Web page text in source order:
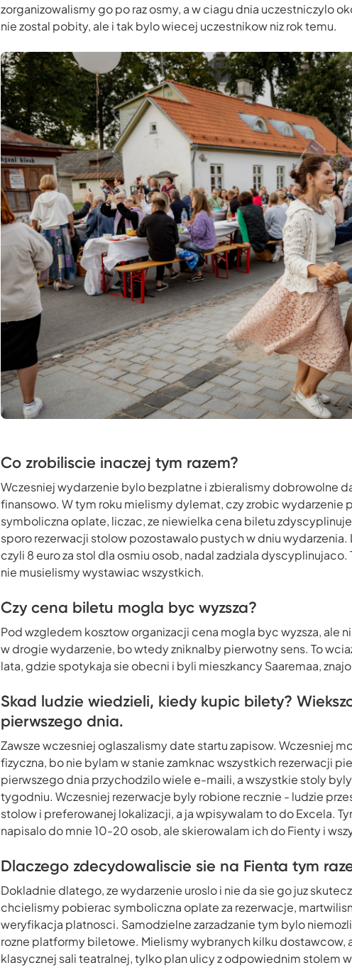
zorganizowalismy go po raz osmy, a w ciagu dnia uczestniczylo
nie zostal pobity, ale i tak bylo wiecej uczestnikow niz rok temu.
Co zrobiliscie inaczej tym razem?
Wczesniej wydarzenie bylo bezplatne i zbieralismy dobrowolne
finansowo. W tym roku mielismy dylemat, czy zrobic wydarzenie
symboliczna oplate, liczac, ze niewielka cena biletu
sporo rezerwacji stolow pozostawalo pustych w dniu wydarzenia.
czyli 8 euro za stol dla osmiu osob, nadal zadziala
nie musielismy wystawiac wszystkich.
Czy cena biletu mogla byc wyzsza?
Pod wzgledem kosztow organizacji cena mogla byc wyzsza, ale
w drogie wydarzenie, bo wtedy zniknalby pierwotny sens. To
lata, gdzie spotykaja sie obecni i byli mieszkancy Saaremaa,
Skad ludzie wiedzieli, kiedy kupic bilety?
pierwszego dnia.
Zawsze wczesniej oglaszalismy date startu zapisow. Wczesniej
fizyczna, bo nie bylam w stanie zamknac wszystkich rezerwacji
pierwszego dnia przychodzilo wiele e-maili, a wszystkie stoly
tygodniu. Wczesniej rezerwacje byly robione recznie - ludzie
stolow i preferowanej lokalizacji, a ja wpisywalam to do Excela.
napisalo do mnie 10-20 osob, ale skierowalam ich do Fienty i
Dlaczego zdecydowaliscie sie na Fienta tym
Dokladnie dlatego, ze wydarzenie uroslo i nie da sie go juz
chcielismy pobierac symboliczna oplate za rezerwacje,
weryfikacja platnosci. Samodzielne zarzadzanie tym bylo
rozne platformy biletowe. Mielismy wybranych kilku dostawcow,
klasycznej sali teatralnej, tylko plan ulicy z odpowiednim stolem